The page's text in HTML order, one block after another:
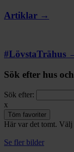
Artiklar →
#LövstaTrähus
Sök efter hus
Sök efter:
x
Töm favoriter
Här var det tomt.
Se fler bilder